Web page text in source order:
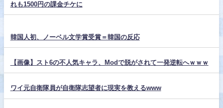
れも1500円の課金チケに
韓国人初、ノーベル文学賞受賞＝韓国の反応
【画像】スト6の不人気キャラ、Modで脱がされて一発逆転へｗｗｗ
ワイ元自衛隊員が自衛隊志望者に現実を教えるwww